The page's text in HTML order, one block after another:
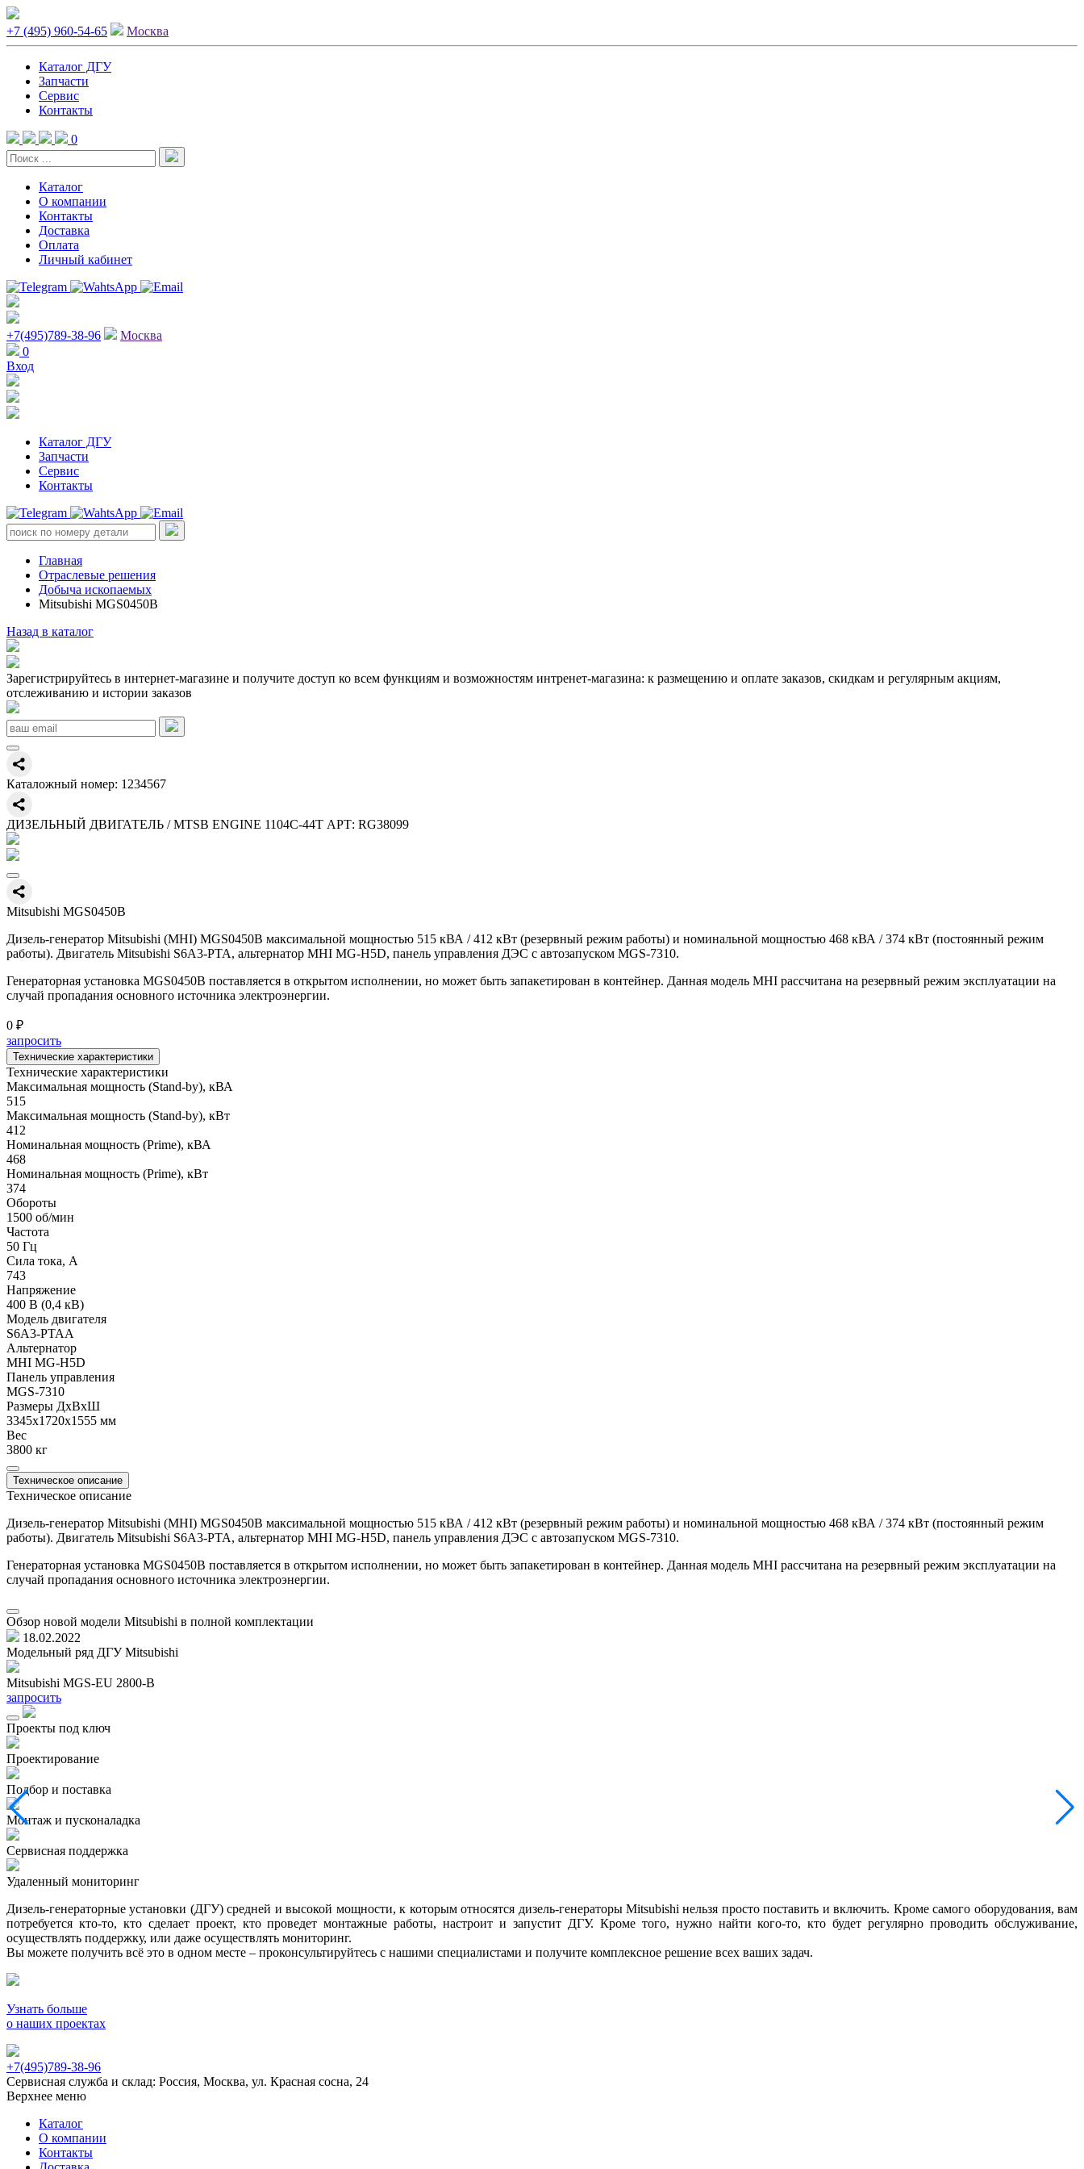
+7 (495) 960-54-65 Москва
Каталог ДГУ
Запчасти
Сервис
Контакты
0
Каталог
О компании
Контакты
Доставка
Оплата
Личный кабинет
+7(495)789-38-96
Москва
0
Вход
Каталог ДГУ
Запчасти
Сервис
Контакты
Главная
Отраслевые решения
Добыча ископаемых
Mitsubishi MGS0450B
Назад в каталог
Зарегистрируйтесь в интернет-магазине и получите доступ ко всем функциям и возможностям интренет-магазина: к размещению и оплате заказов, скидкам и регулярным акциям,
отслеживанию и истории заказов
Каталожный номер: 1234567
ДИЗЕЛЬНЫЙ ДВИГАТЕЛЬ / MTSB ENGINE 1104C-44T АРТ: RG38099
Mitsubishi MGS0450B
Дизель-генератор Mitsubishi (MHI) MGS0450B максимальной мощностью 515 кВА / 412 кВт (резервный режим работы) и номинальной мощностью 468 кВА / 374 кВт (постоянный режим
работы). Двигатель Mitsubishi S6A3-PTA, альтернатор MHI MG-H5D, панель управления ДЭС с автозапуском MGS-7310.
Генераторная установка MGS0450B поставляется в открытом исполнении, но может быть запакетирован в контейнер. Данная модель MHI рассчитана на резервный режим эксплуатации на
случай пропадания основного источника электроэнергии.
0 ₽
запросить
Технические характеристики
Технические характеристики
Максимальная мощность (Stand-by), кВА
515
Максимальная мощность (Stand-by), кВт
412
Номинальная мощность (Prime), кВА
468
Номинальная мощность (Prime), кВт
374
Обороты
1500 об/мин
Частота
50 Гц
Сила тока, А
743
Напряжение
400 В (0,4 кВ)
Модель двигателя
S6A3-PTAA
Альтернатор
MHI MG-H5D
Панель управления
MGS-7310
Размеры ДхВхШ
3345х1720х1555 мм
Вес
3800 кг
Техническое описание
Техническое описание
Дизель-генератор Mitsubishi (MHI) MGS0450B максимальной мощностью 515 кВА / 412 кВт (резервный режим работы) и номинальной мощностью 468 кВА / 374 кВт (постоянный режим
работы). Двигатель Mitsubishi S6A3-PTA, альтернатор MHI MG-H5D, панель управления ДЭС с автозапуском MGS-7310.
Генераторная установка MGS0450B поставляется в открытом исполнении, но может быть запакетирован в контейнер. Данная модель MHI рассчитана на резервный режим эксплуатации на
случай пропадания основного источника электроэнергии.
Обзор новой модели Mitsubishi в полной комплектации
18.02.2022
Модельный ряд ДГУ Mitsubishi
Mitsubishi MGS-EU 2800-B
запросить
Проекты под ключ
Проектирование
Подбор и поставка
Монтаж и пусконаладка
Сервисная поддержка
Удаленный мониторинг
Дизель-генераторные установки (ДГУ) средней и высокой мощности, к которым относятся дизель-генераторы Mitsubishi нельзя просто поставить и включить. Кроме самого оборудования, вам
потребуется кто-то, кто сделает проект, кто проведет монтажные работы, настроит и запустит ДГУ. Кроме того, нужно найти кого-то, кто будет регулярно проводить обслуживание,
осуществлять поддержку, или даже осуществлять мониторинг.
Вы можете получить всё это в одном месте – проконсультируйтесь с нашими специалистами и получите комплексное решение всех ваших задач.
Узнать больше
о наших проектах
+7(495)789-38-96
Сервисная служба и склад: Россия, Москва, ул. Красная сосна, 24
Верхнее меню
Каталог
О компании
Контакты